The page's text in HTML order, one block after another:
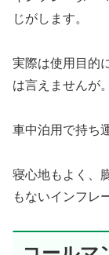
じがします。
実際は使用目的
は言えませんが。
車中泊用で持ち
寝心地もよく、
もないインフレ